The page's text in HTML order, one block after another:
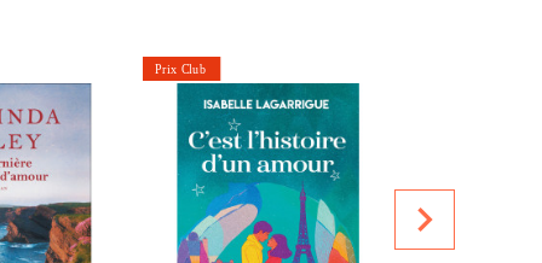
Prix club :
navigate_next